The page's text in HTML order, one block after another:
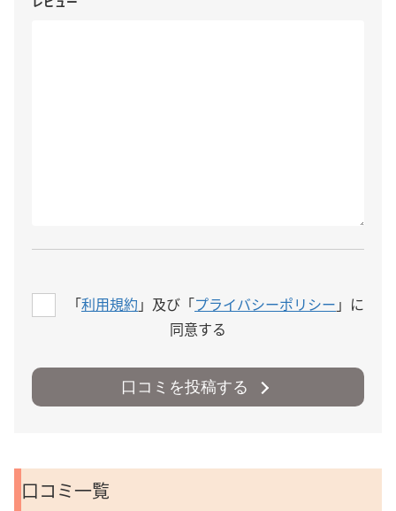
「利用規約 」及び「プライバシーポリシー 」に
同意する
口コミを投稿する
口コミ一覧